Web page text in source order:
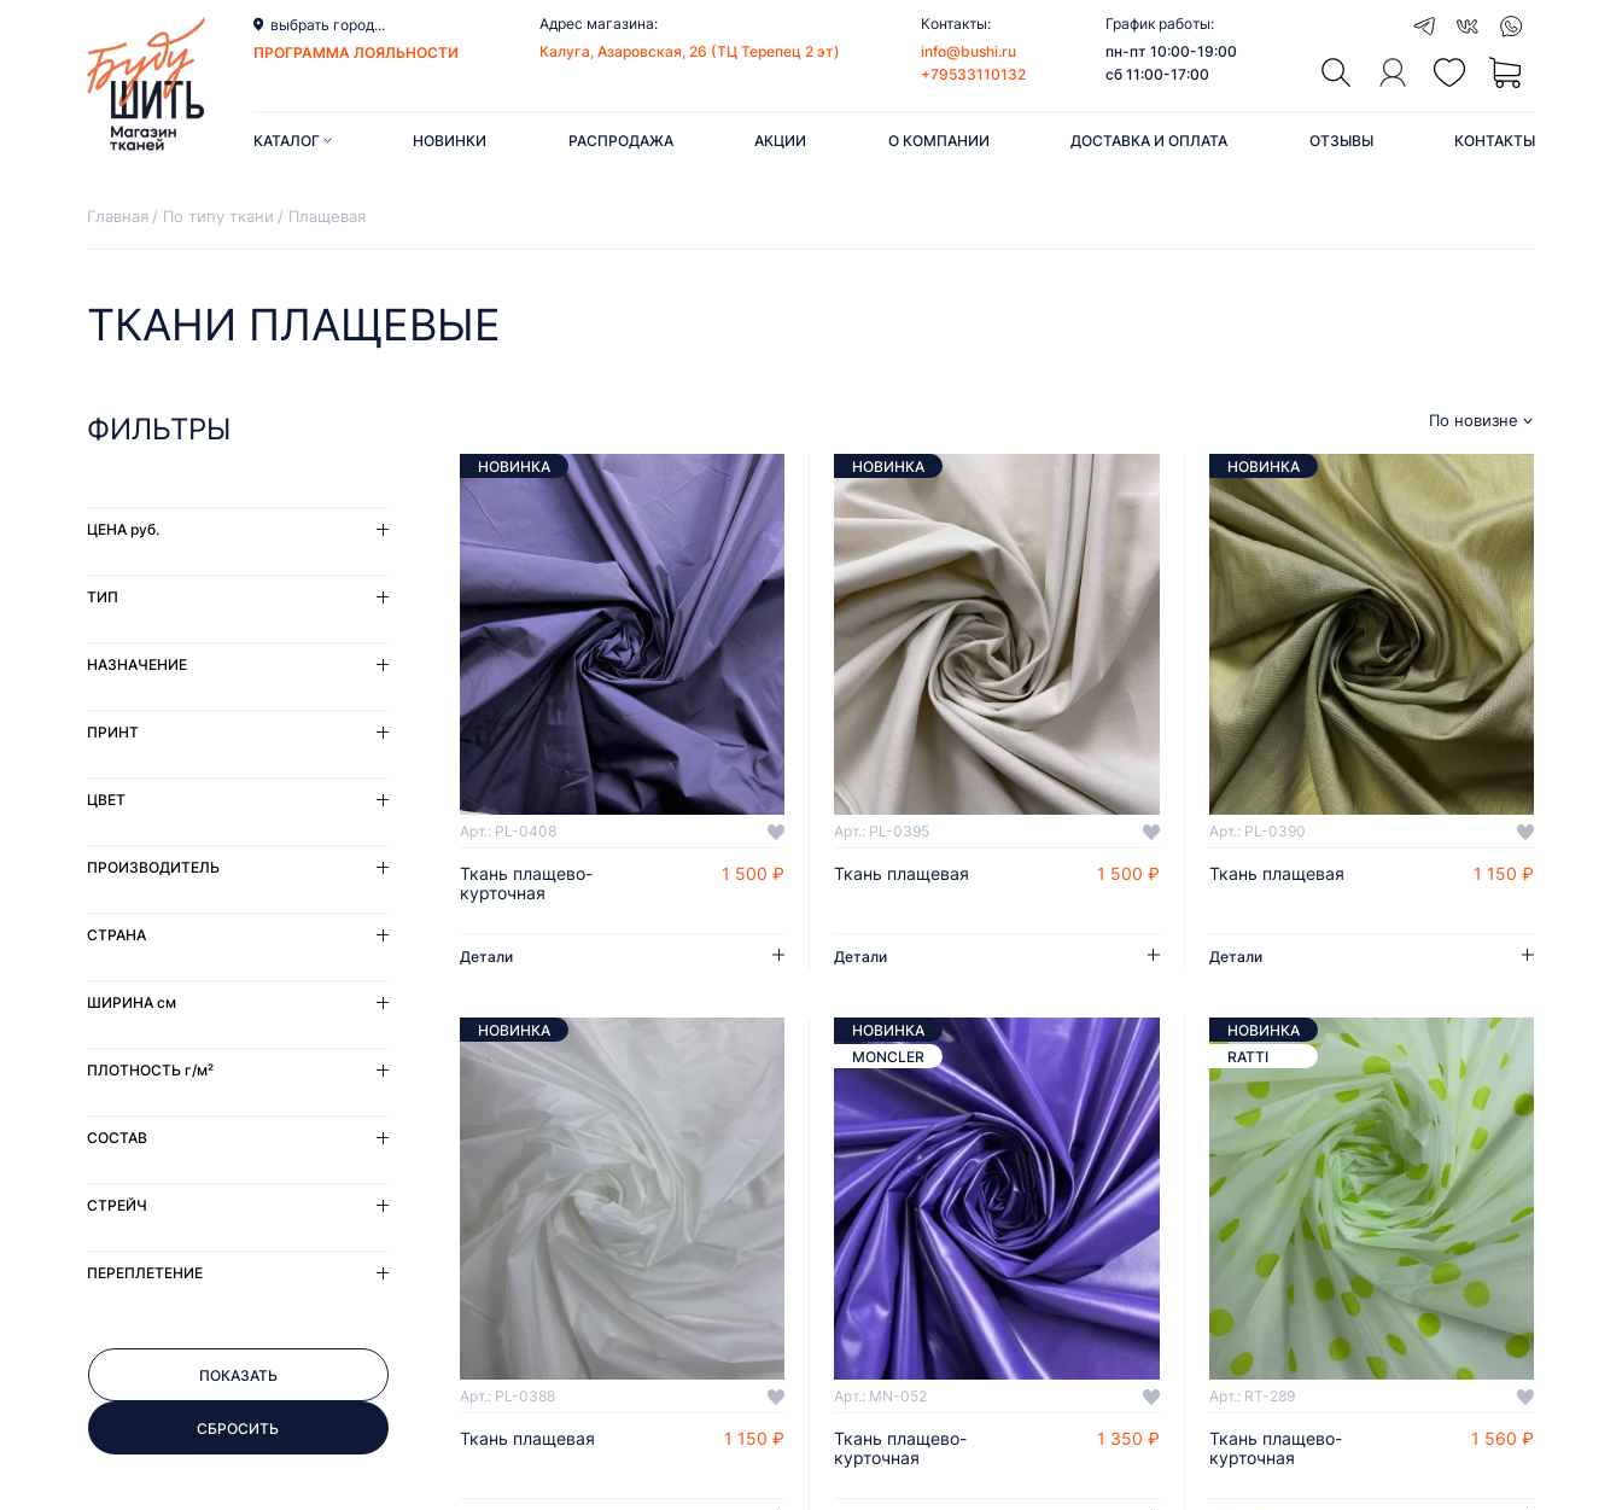
выбрать город...
ПРОГРАММА ЛОЯЛЬНОСТИ
Адрес магазина:
Калуга, Азаровская, 26 (ТЦ Терепец 2 эт)
Контакты:
info@bushi.ru
+79533110132
График работы:
пн-пт 10:00-19:00
сб 11:00-17:00
КАТАЛОГ НОВИНКИ РАСПРОДАЖА АКЦИИ О КОМПАНИИ ДОСТАВКА И ОПЛАТА ОТЗЫВЫ КОНТАКТЫ
Главная По типу ткани Плащевая
ТКАНИ ПЛАЩЕВЫЕ
ФИЛЬТРЫ
ЦЕНА руб.
ТИП
НАЗНАЧЕНИЕ
ПРИНТ
ЦВЕТ
ПРОИЗВОДИТЕЛЬ
СТРАНА
ШИРИНА см
ПЛОТНОСТЬ г/м²
СОСТАВ
СТРЕЙЧ
ПЕРЕПЛЕТЕНИЕ
По новизне
ДОБАВИТЬ В КОРЗИНУ
НОВИНКА
Арт.: PL-0408
Ткань плащево-
курточная
1 500 ₽
Детали
НОВИНКА
Арт.: PL-0395
Ткань плащевая 1 500 ₽
Детали
НОВИНКА
Арт.: PL-0390
Ткань плащевая 1 150 ₽
Детали
НОВИНКА
Арт.: PL-0388
Ткань плащевая 1 150 ₽
ДОБАВИТЬ В КОРЗИНУ
НОВИНКА
MONCLER
Арт.: MN-052
Ткань плащево-
курточная
1 350 ₽
ДОБАВИТЬ В КОРЗИНУ
НОВИНКА
RATTI
Арт.: RT-289
Ткань плащево-
курточная
1 560 ₽